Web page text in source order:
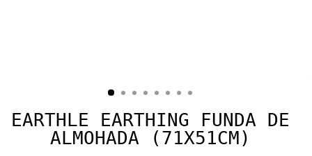
EARTHLE EARTHING FUNDA DE
ALMOHADA (71X51CM)